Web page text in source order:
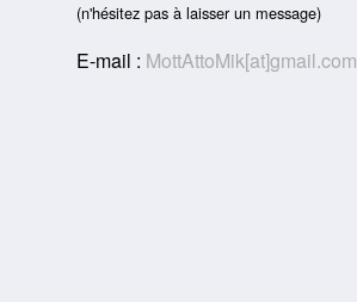
(n'hésitez pas à laisser un message)
E-mail : MottAttoMik[at]gmail.com